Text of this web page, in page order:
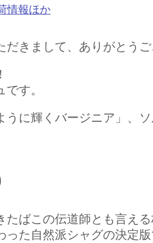
情報ほか
だきまして、ありがとう
す。
うに輝くバージニア」、
たばこの伝道師とも言え
った自然派シャグの決定